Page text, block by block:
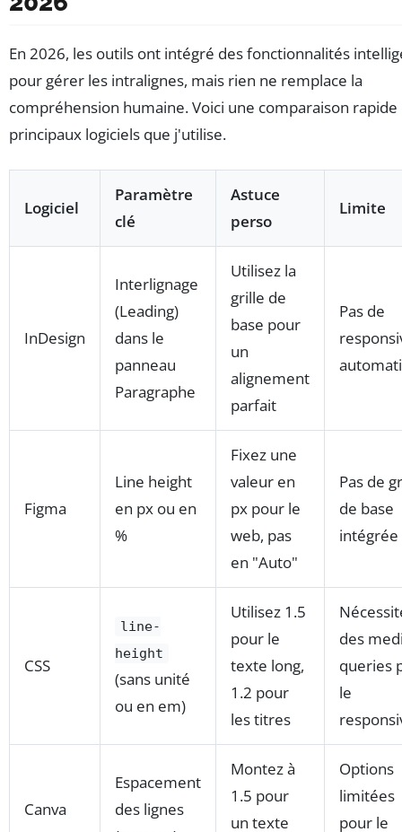
En 2026, les outils ont intégré des fonctionnalités
pour gérer les intralignes, mais rien ne remplace la
compréhension humaine. Voici une comparaison rapide
principaux logiciels que j'utilise.
Logiciel
Paramètre
clé
Astuce
perso
Limite
InDesign
Interlignage
(Leading)
dans le
panneau
Paragraphe
Utilisez la
grille de
base pour
un
alignement
parfait
Pas de
Figma
Line height
en px ou en
%
Fixez une
valeur en
px pour le
web, pas
en "Auto"
Pas de
de base
intégrée
CSS
line-
height
(sans unité
ou en em)
Utilisez 1.5
pour le
texte long,
1.2 pour
les titres
des
queries
le
Canva
Espacement
des lignes
Montez à
1.5 pour
un texte
Options
limitées
pour le